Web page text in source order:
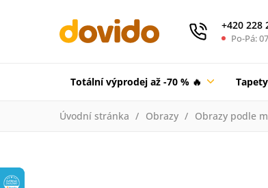
+420 228
Po-Pá:
Totální výprodej až -70 % 🔥 Tapety
Úvodní stránka Obrazy Obrazy podle